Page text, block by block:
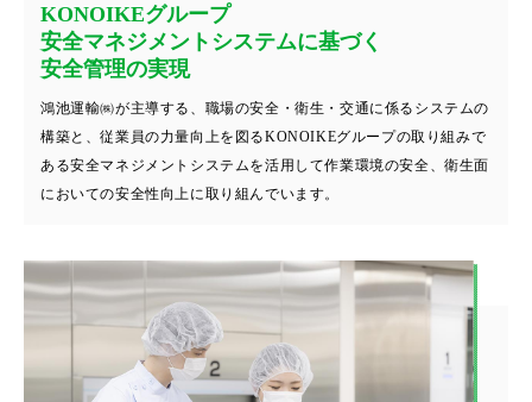
KONOIKEグループ
安全マネジメントシステムに基づく
安全管理の実現
鴻池運輸㈱が主導する、職場の安全・衛生・交通に係るシステムの
構築と、従業員の力量向上を図るKONOIKEグループの取り組みで
ある安全マネジメントシステムを活用して作業環境の安全、衛生面
においての安全性向上に取り組んでいます。